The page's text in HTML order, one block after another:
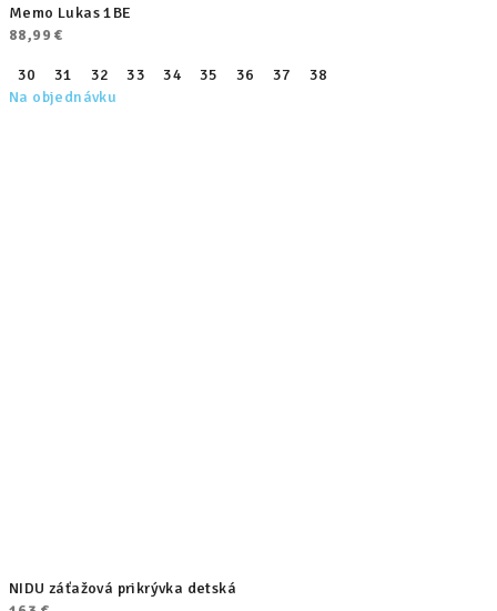
Memo Lukas 1BE
88,99 €
30 31 32 33 34 35 36 37
38
Na objednávku
NIDU záťažová prikrývka detská